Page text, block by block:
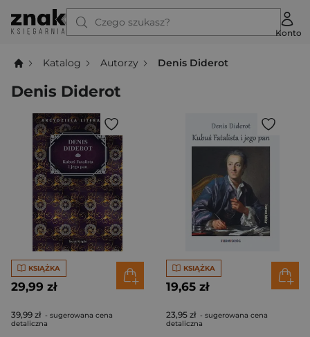
Czego szukasz?
Konto
Katalog Autorzy Denis Diderot
Denis Diderot
KSIĄŻKA
29,99 zł
39,99 zł - sugerowana cena
detaliczna
KSIĄŻKA
19,65 zł
23,95 zł - sugerowana cena
detaliczna